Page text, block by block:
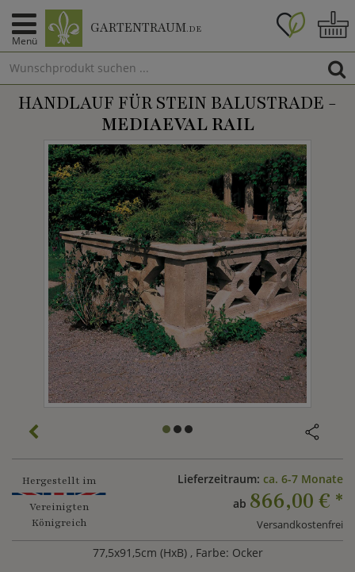
Menü
GARTENTRAUM.DE
HANDLAUF FÜR STEIN BALUSTRADE -
MEDIAEVAL RAIL
Hergestellt im
Vereinigten
Königreich
Lieferzeitraum: ca. 6-7 Monate
ab 866,00 € *
Versandkostenfrei
77,5x91,5cm (HxB) , Farbe: Ocker